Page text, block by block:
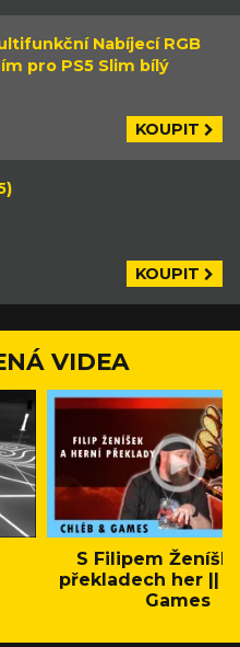
Nabíjecí RGB
pro PS5 Slim bílý
KOUPIT
KOUPIT
VIDEA
S Filipem
překladech her ||
Games